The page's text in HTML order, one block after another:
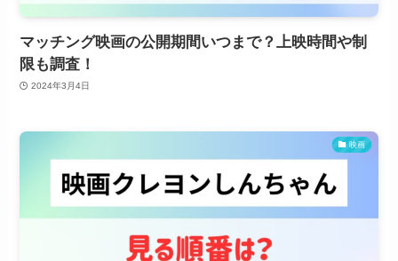
マッチング映画の公開期間いつまで？上映時間や制
限も調査！
2024年3月4日
映画